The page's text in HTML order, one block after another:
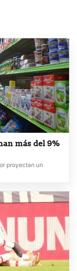
más del 9%
proyectan un